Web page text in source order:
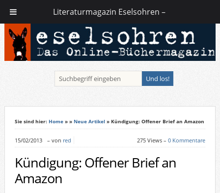
Sie sind hier: Home» » Neue Artikel» Kündigung: Offener Brief an Amazon
15/02/2013 – von red 275 Views –0 Kommentare
Kündigung: Offener Brief an
Amazon
Literaturmagazin Eselsohren –